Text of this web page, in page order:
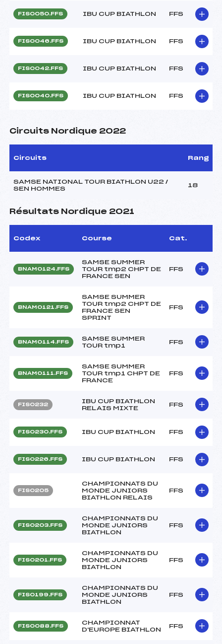
FIS0050.FFS IBU CUP BIATHLON FFS
FIS0046.FFS IBU CUP BIATHLON FFS
FIS0042.FFS IBU CUP BIATHLON FFS
FIS0040.FFS IBU CUP BIATHLON FFS
Circuits Nordique 2022
Circuits Rang
SAMSE NATIONAL TOUR BIATHLON U22 /
SEN HOMMES
18
Résultats Nordique 2021
Codex Course Cat.
BNAM0124.FFS
SAMSE SUMMER
TOUR tmp2 CHPT DE
FRANCE SEN
FFS
BNAM0121.FFS
SAMSE SUMMER
TOUR tmp2 CHPT DE
FRANCE SEN
SPRINT
FFS
BNAM0114.FFS
SAMSE SUMMER
TOUR tmp1
FFS
BNAM0111.FFS
SAMSE SUMMER
TOUR tmp1 CHPT DE
FRANCE
FFS
FIS0232
IBU CUP BIATHLON
RELAIS MIXTE
FFS
FIS0230.FFS IBU CUP BIATHLON FFS
FIS0226.FFS IBU CUP BIATHLON FFS
FIS0205
CHAMPIONNATS DU
MONDE JUNIORS
BIATHLON RELAIS
FFS
FIS0203.FFS
CHAMPIONNATS DU
MONDE JUNIORS
BIATHLON
FFS
FIS0201.FFS
CHAMPIONNATS DU
MONDE JUNIORS
BIATHLON
FFS
FIS0199.FFS
CHAMPIONNATS DU
MONDE JUNIORS
BIATHLON
FFS
FIS0088.FFS
CHAMPIONNAT
D'EUROPE BIATHLON
FFS